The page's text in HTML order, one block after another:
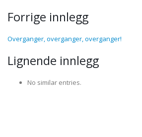
Forrige innlegg
Overganger, overganger, overganger!
Lignende innlegg
No similar entries.